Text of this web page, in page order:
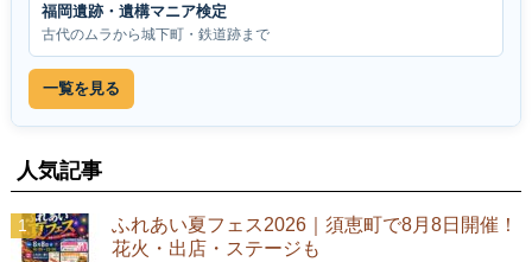
福岡遺跡・遺構マニア検定
古代のムラから城下町・鉄道跡まで
一覧を見る
人気記事
ふれあい夏フェス2026｜須恵町で8月8日開催！
花火・出店・ステージも